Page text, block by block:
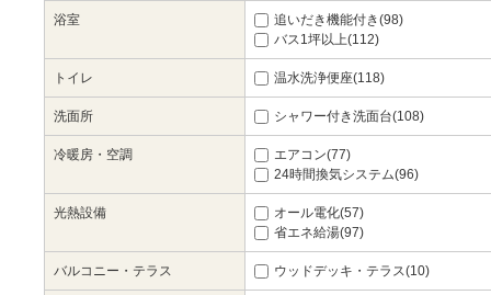
浴室
追いだき機能付き(98)
バス1坪以上(112)
トイレ 温水洗浄便座(118)
洗面所 シャワー付き洗面台(108)
冷暖房・空調
エアコン(77)
24時間換気システム(96)
光熱設備
オール電化(57)
省エネ給湯(97)
バルコニー・テラス ウッドデッキ・テラス(10)